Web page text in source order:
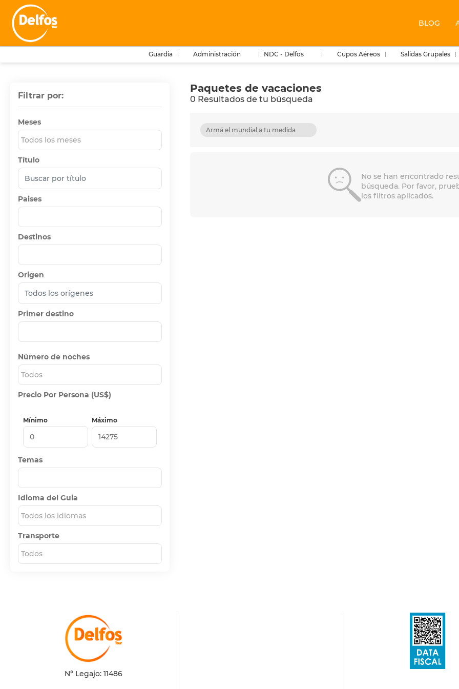
BLOG
Guardia Administración NDC - Delfos Cupos Aéreos Salidas Grupales
Filtrar por:
Meses
Todos los meses
Título
Paises
Destinos
Origen
Primer destino
Número de noches
Todos
Precio Por Persona (US$)
Mínimo Máximo
Temas
Idioma del Guia
Todos los idiomas
Transporte
Todos
Paquetes de vacaciones
0 Resultados de tu búsqueda
Armá el mundial a tu medida
No se han encontrado
búsqueda. Por favor,
los filtros aplicados.
N° Legajo: 11486